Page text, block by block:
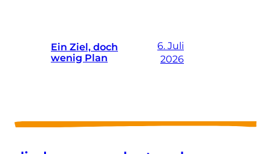
Ein Ziel, doch
wenig Plan
6. Juli
2026